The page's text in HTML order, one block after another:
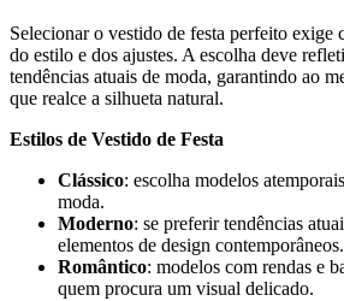
Selecionar o vestido de festa perfeito exige
do estilo e dos ajustes. A escolha deve
tendências atuais de moda, garantindo ao
que realce a silhueta natural.
Estilos de Vestido de Festa
Clássico: escolha modelos
moda.
Moderno: se preferir tendências
elementos de design contemporâneos.
Romântico: modelos com rendas e
quem procura um visual delicado.